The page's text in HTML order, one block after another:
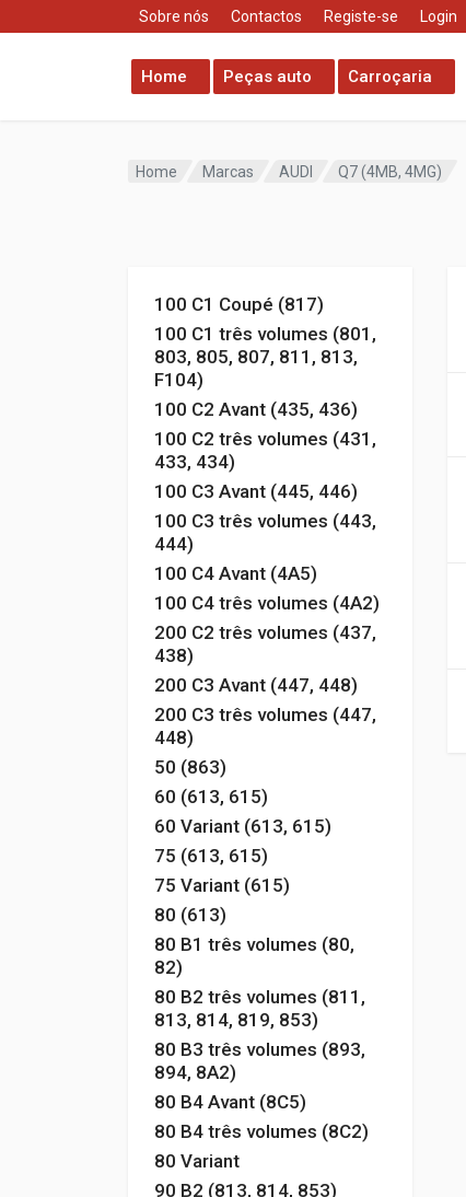
Sobre nós Contactos Registe-se Login
Home Peças auto Carroçaria
Home Marcas AUDI Q7 (4MB, 4MG)
100 C1 Coupé (817)
100 C1 três volumes (801,
803, 805, 807, 811, 813,
F104)
100 C2 Avant (435, 436)
100 C2 três volumes (431,
433, 434)
100 C3 Avant (445, 446)
100 C3 três volumes (443,
444)
100 C4 Avant (4A5)
100 C4 três volumes (4A2)
200 C2 três volumes (437,
438)
200 C3 Avant (447, 448)
200 C3 três volumes (447,
448)
50 (863)
60 (613, 615)
60 Variant (613, 615)
75 (613, 615)
75 Variant (615)
80 (613)
80 B1 três volumes (80,
82)
80 B2 três volumes (811,
813, 814, 819, 853)
80 B3 três volumes (893,
894, 8A2)
80 B4 Avant (8C5)
80 B4 três volumes (8C2)
80 Variant
90 B2 (813, 814, 853)